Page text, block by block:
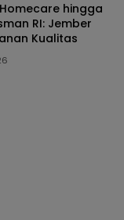
hingga
RI: Jember
Kualitas